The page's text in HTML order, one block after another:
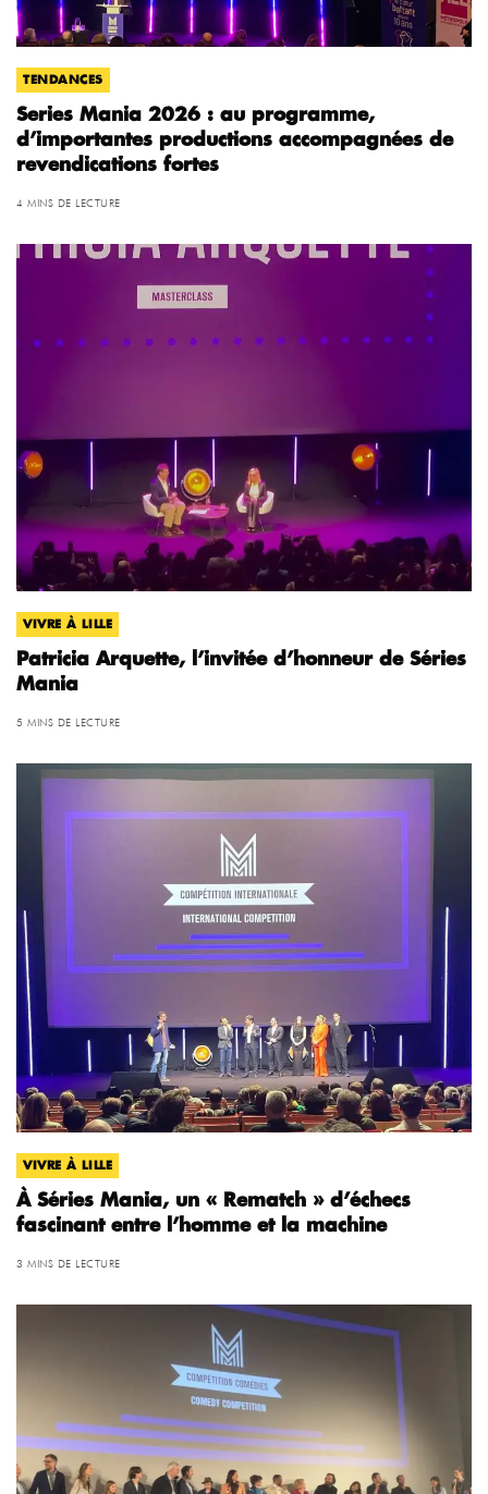
TENDANCES
Series Mania 2026 : au programme,
d’importantes productions accompagnées de
revendications fortes
4 MINS DE LECTURE
VIVRE À LILLE
Patricia Arquette, l’invitée d’honneur de Séries
Mania
5 MINS DE LECTURE
VIVRE À LILLE
À Séries Mania, un « Rematch » d’échecs
fascinant entre l’homme et la machine
3 MINS DE LECTURE